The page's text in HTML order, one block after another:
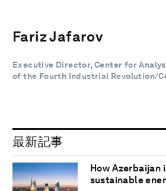
Fariz Jafarov
Executive Director, Center for
of the Fourth Industrial Revolution/
最新記事
How Azerbaijan
sustainable